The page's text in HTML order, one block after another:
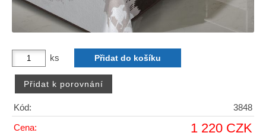
ks
Kód: 3848
Cena: 1 220 CZK